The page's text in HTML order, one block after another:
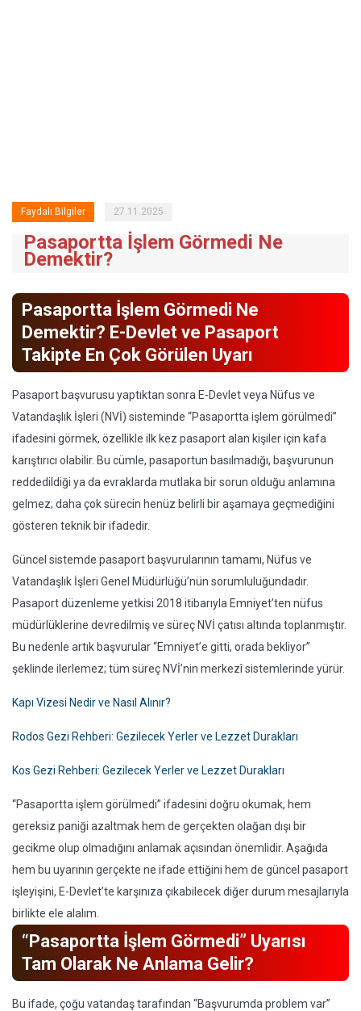
Faydalı Bilgiler 27.11.2025
Pasaportta İşlem Görmedi Ne
Demektir?
Pasaportta İşlem Görmedi Ne
Demektir? E-Devlet ve Pasaport
Takipte En Çok Görülen Uyarı
Pasaport başvurusu yaptıktan sonra E-Devlet veya Nüfus ve
Vatandaşlık İşleri (NVİ) sisteminde “Pasaportta işlem görülmedi”
ifadesini görmek, özellikle ilk kez pasaport alan kişiler için kafa
karıştırıcı olabilir. Bu cümle, pasaportun basılmadığı, başvurunun
reddedildiği ya da evraklarda mutlaka bir sorun olduğu anlamına
gelmez; daha çok sürecin henüz belirli bir aşamaya geçmediğini
gösteren teknik bir ifadedir.
Güncel sistemde pasaport başvurularının tamamı, Nüfus ve
Vatandaşlık İşleri Genel Müdürlüğü’nün sorumluluğundadır.
Pasaport düzenleme yetkisi 2018 itibarıyla Emniyet’ten nüfus
müdürlüklerine devredilmiş ve süreç NVİ çatısı altında toplanmıştır.
Bu nedenle artık başvurular “Emniyet’e gitti, orada bekliyor”
şeklinde ilerlemez; tüm süreç NVİ’nin merkezî sistemlerinde yürür.
Kapı Vizesi Nedir ve Nasıl Alınır?
Rodos Gezi Rehberi: Gezilecek Yerler ve Lezzet Durakları
Kos Gezi Rehberi: Gezilecek Yerler ve Lezzet Durakları
“Pasaportta işlem görülmedi” ifadesini doğru okumak, hem
gereksiz paniği azaltmak hem de gerçekten olağan dışı bir
gecikme olup olmadığını anlamak açısından önemlidir. Aşağıda
hem bu uyarının gerçekte ne ifade ettiğini hem de güncel pasaport
işleyişini, E-Devlet’te karşınıza çıkabilecek diğer durum mesajlarıyla
birlikte ele alalım.
“Pasaportta İşlem Görmedi” Uyarısı
Tam Olarak Ne Anlama Gelir?
Bu ifade, çoğu vatandaş tarafından “Başvurumda problem var”